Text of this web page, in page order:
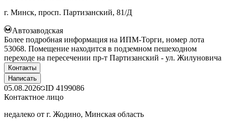
г. Минск, просп. Партизанский, 81/Д
Автозаводская
Более подробная информация на ИПМ-Торги, номер лота
53068. Помещение находится в подземном пешеходном
переходе на пересечении пр-т Партизанский - ул. Жилуновича
Контакты
Написать
05.08.2026 ID 4199086
Контактное лицо
недалеко от г. Жодино, Минская область